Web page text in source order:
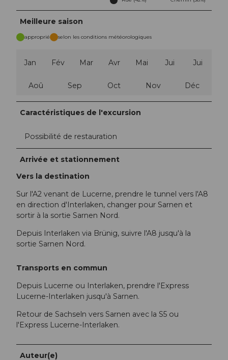
Meilleure saison
approprié selon les conditions météorologiques
Jan Fév Mar Avr Mai Jui Jui
Aoû Sep Oct Nov Déc
Caractéristiques de l'excursion
Possibilité de restauration
Arrivée et stationnement
Vers la destination
Sur l'A2 venant de Lucerne, prendre le tunnel vers l'A8
en direction d'Interlaken, changer pour Sarnen et
sortir à la sortie Sarnen Nord.
Depuis Interlaken via Brünig, suivre l'A8 jusqu'à la
sortie Sarnen Nord.
Transports en commun
Depuis Lucerne ou Interlaken, prendre l'Express
Lucerne-Interlaken jusqu'à Sarnen.
Retour de Sachseln vers Sarnen avec la S5 ou
l'Express Lucerne-Interlaken.
Auteur(e)